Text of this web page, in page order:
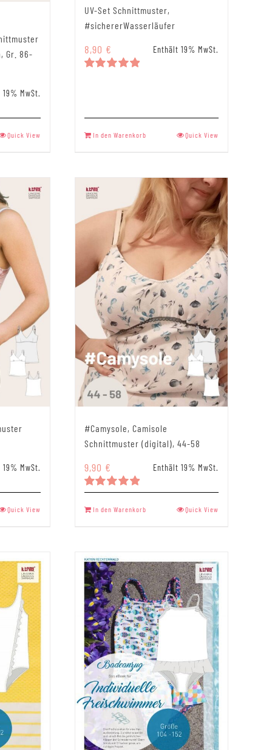
Gr. 86-
MwSt.
Quick View
UV-Set Schnittmuster,
#sichererWasserläufer
8,90 € Enthält 19% MwSt.
In den Warenkorb Quick View
MwSt.
Quick View
#Camysole, Camisole
Schnittmuster (digital), 44-58
mit5.00
9,90 € Enthält 19% MwSt.
In den Warenkorb Quick View